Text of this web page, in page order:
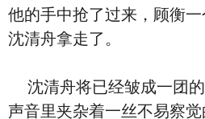
他的手中抢了过来，顾衡
沈清舟拿走了。
沈清舟将已经皱成一团的
声音里夹杂着一丝不易察